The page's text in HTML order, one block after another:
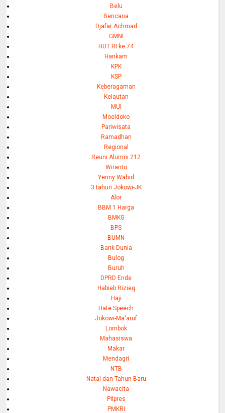
Belu
Bencana
Djafar Achmad
GMNI
HUT RI ke 74
Hankam
KPK
KSP
Keberagaman
Kelautan
MUI
Moeldoko
Pariwisata
Ramadhan
Regional
Reuni Alumni 212
Wiranto
Yenny Wahid
3 tahun Jokowi-JK
Alor
BBM 1 Harga
BMKG
BPS
BUMN
Bank Dunia
Bulog
Buruh
DPRD Ende
Habieb Rizieq
Haji
Hate Speech
Jokowi-Ma'aruf
Lombok
Mahasiswa
Makar
Mendagri
NTB
Natal dan Tahun Baru
Nawacita
PIlpres
PMKRI